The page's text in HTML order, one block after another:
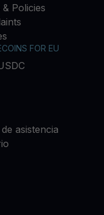
Policies
FOR EU
asistencia